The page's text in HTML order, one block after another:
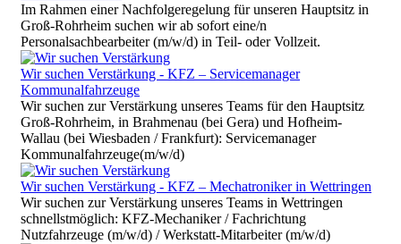
Im Rahmen einer Nachfolgeregelung für unseren Hauptsitz in
Groß-Rohrheim suchen wir ab sofort eine/n
Personalsachbearbeiter (m/w/d) in Teil- oder Vollzeit.
Wir suchen Verstärkung - KFZ – Servicemanager
Kommunalfahrzeuge
Wir suchen zur Verstärkung unseres Teams für den Hauptsitz
Groß-Rohrheim, in Brahmenau (bei Gera) und Hofheim-
Wallau (bei Wiesbaden / Frankfurt): Servicemanager
Kommunalfahrzeuge(m/w/d)
Wir suchen Verstärkung - KFZ – Mechatroniker in Wettringen
Wir suchen zur Verstärkung unseres Teams in Wettringen
schnellstmöglich: KFZ-Mechaniker / Fachrichtung
Nutzfahrzeuge (m/w/d) / Werkstatt-Mitarbeiter (m/w/d)